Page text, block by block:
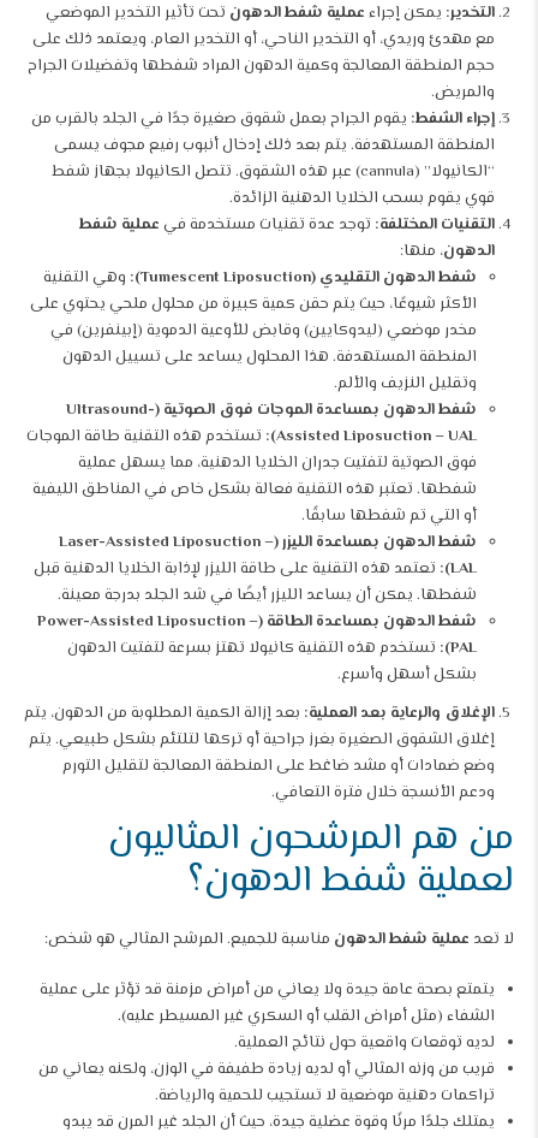
التخدير: يمكن إجراء عملية شفط الدهون تحت تأثير التخدير الموضعي
مع مهدئ وريدي، أو التخدير الناحي، أو التخدير العام، ويعتمد ذلك على
حجم المنطقة المعالجة وكمية الدهون المراد شفطها وتفضيلات الجراح
والمريض.
إجراء الشفط: يقوم الجراح بعمل شقوق صغيرة جدًا في الجلد بالقرب من
المنطقة المستهدفة. يتم بعد ذلك إدخال أنبوب رفيع مجوف يسمى
“الكانيولا” (cannula) عبر هذه الشقوق. تتصل الكانيولا بجهاز شفط
قوي يقوم بسحب الخلايا الدهنية الزائدة.
التقنيات المختلفة: توجد عدة تقنيات مستخدمة في عملية شفط
الدهون، منها:
شفط الدهون التقليدي (Tumescent Liposuction):
وهي التقنية
الأكثر شيوعًا، حيث يتم حقن كمية كبيرة من محلول ملحي يحتوي على
مخدر موضعي (ليدوكايين) وقابض للأوعية الدموية (إبينفرين) في
المنطقة المستهدفة. هذا المحلول يساعد على تسييل الدهون
وتقليل النزيف والألم.
شفط الدهون بمساعدة الموجات فوق الصوتية (Ultrasound-
Assisted Liposuction – UAL):
تستخدم هذه التقنية طاقة الموجات
فوق الصوتية لتفتيت جدران الخلايا الدهنية، مما يسهل عملية
شفطها. تعتبر هذه التقنية فعالة بشكل خاص في المناطق الليفية
أو التي تم شفطها سابقًا.
شفط الدهون بمساعدة الليزر (Laser-Assisted Liposuction –
LAL):
تعتمد هذه التقنية على طاقة الليزر لإذابة الخلايا الدهنية قبل
شفطها. يمكن أن يساعد الليزر أيضًا في شد الجلد بدرجة معينة.
شفط الدهون بمساعدة الطاقة (Power-Assisted Liposuction –
PAL):
تستخدم هذه التقنية كانيولا تهتز بسرعة لتفتيت الدهون
بشكل أسهل وأسرع.
الإغلاق والرعاية بعد العملية: بعد إزالة الكمية المطلوبة من الدهون، يتم
إغلاق الشقوق الصغيرة بغرز جراحية أو تركها لتلتئم بشكل طبيعي. يتم
وضع ضمادات أو مشد ضاغط على المنطقة المعالجة لتقليل التورم
ودعم الأنسجة خلال فترة التعافي.
من هم المرشحون المثاليون
لعملية شفط الدهون؟
لا تعد عملية شفط الدهون مناسبة للجميع. المرشح المثالي هو شخص:
يتمتع بصحة عامة جيدة ولا يعاني من أمراض مزمنة قد تؤثر على عملية
الشفاء (مثل أمراض القلب أو السكري غير المسيطر عليه).
لديه توقعات واقعية حول نتائج العملية.
قريب من وزنه المثالي أو لديه زيادة طفيفة في الوزن، ولكنه يعاني من
تراكمات دهنية موضعية لا تستجيب للحمية والرياضة.
يمتلك جلدًا مرنًا وقوة عضلية جيدة، حيث أن الجلد غير المرن قد يبدو